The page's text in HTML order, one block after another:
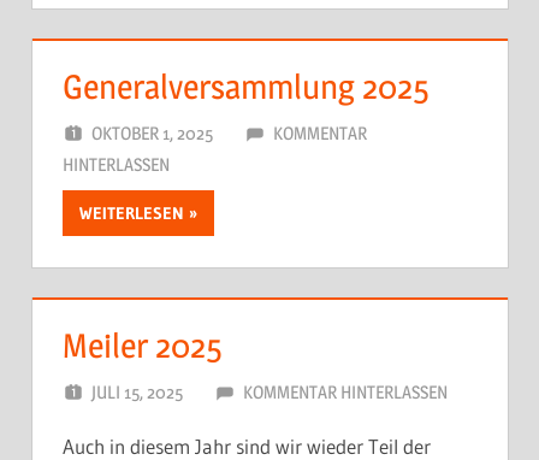
Generalversammlung 2025
OKTOBER 1, 2025 DORFJUGEND
KOMMENTAR
HINTERLASSEN
WEITERLESEN
Meiler 2025
JULI 15, 2025 DORFJUGEND
KOMMENTAR HINTERLASSEN
Auch in diesem Jahr sind wir wieder Teil der